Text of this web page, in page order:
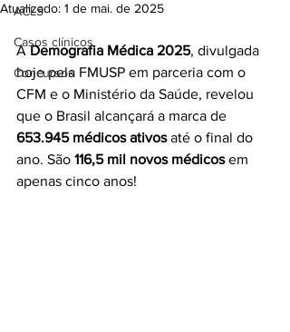
ACLS
Casos clínicos
Concursos
Atualizado: 1 de mai. de 2025
A Demografia Médica 2025, divulgada
hoje pela FMUSP em parceria com o
CFM e o Ministério da Saúde, revelou
que o Brasil alcançará a marca de
653.945 médicos ativos até o final do
ano. São 116,5 mil novos médicos em
apenas cinco anos!